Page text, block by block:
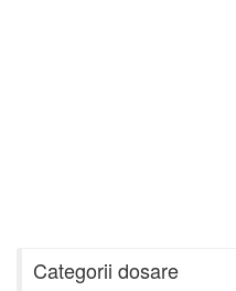
Categorii dosare